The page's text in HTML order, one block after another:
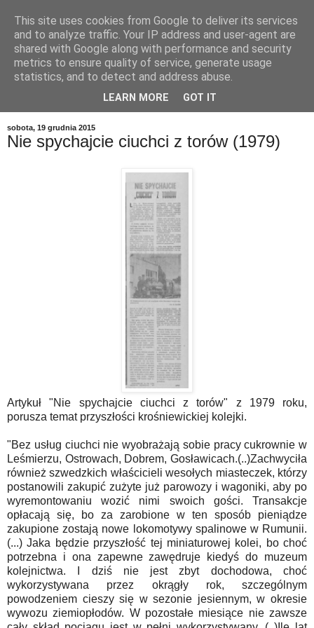
sobota, 19 grudnia 2015
Nie spychajcie ciuchci z torów (1979)
Artykuł "Nie spychajcie ciuchci z torów" z 1979 roku,
porusza temat przyszłości krośniewickiej kolejki.
"Bez usług ciuchci nie wyobrażają sobie pracy cukrownie w
Leśmierzu, Ostrowach, Dobrem, Gosławicach.(..)Zachwyciła
również szwedzkich właścicieli wesołych miasteczek, którzy
postanowili zakupić zużyte już parowozy i wagoniki, aby po
wyremontowaniu wozić nimi swoich gości. Transakcje
opłacają się, bo za zarobione w ten sposób pieniądze
zakupione zostają nowe lokomotywy spalinowe w Rumunii.
(...) Jaka będzie przyszłość tej miniaturowej kolei, bo choć
potrzebna i ona zapewne zawędruje kiedyś do muzeum
kolejnictwa. I dziś nie jest zbyt dochodowa, choć
wykorzystywana przez okrągły rok, szczególnym
powodzeniem cieszy się w sezonie jesiennym, w okresie
wywozu ziemiopłodów. W pozostałe miesiące nie zawsze
This site uses cookies from Google to deliver its services
and to analyze traffic. Your IP address and user-agent are
shared with Google along with performance and security
metrics to ensure quality of service, generate usage
statistics, and to detect and address abuse.
LEARN MORE GOT IT